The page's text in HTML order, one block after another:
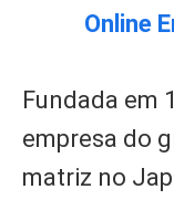
Online
Fundada em
empresa do
matriz no